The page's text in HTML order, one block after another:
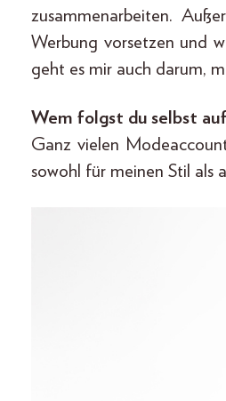
zusammenarbeiten.
Werbung vorsetzen und
geht es mir auch darum,
Wem folgst du selbst
Ganz vielen
sowohl für meinen Stil als